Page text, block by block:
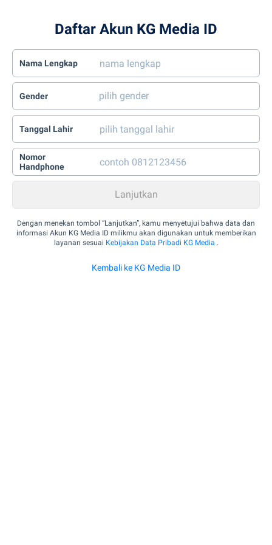
Daftar Akun KG Media ID
Nama Lengkap
Gender
Tanggal Lahir
Nomor
Handphone
Dengan menekan tombol “Lanjutkan”, kamu menyetujui bahwa data dan
informasi Akun KG Media ID milikmu akan digunakan untuk memberikan
layanan sesuai Kebijakan Data Pribadi KG Media .
Kembali ke KG Media ID